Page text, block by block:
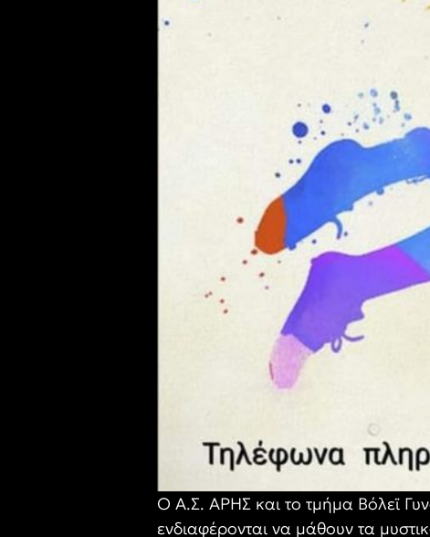
Ο Α.Σ. ΑΡΗΣ και το τμήμα Βόλεϊ
ενδιαφέρονται να μάθουν τα